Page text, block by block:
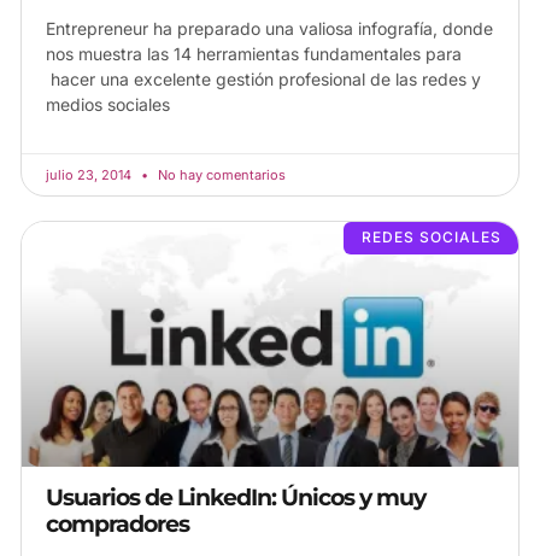
Entrepreneur ha preparado una valiosa infografía, donde
nos muestra las 14 herramientas fundamentales para
hacer una excelente gestión profesional de las redes y
medios sociales
julio 23, 2014 No hay comentarios
REDES SOCIALES
Usuarios de LinkedIn: Únicos y muy
compradores